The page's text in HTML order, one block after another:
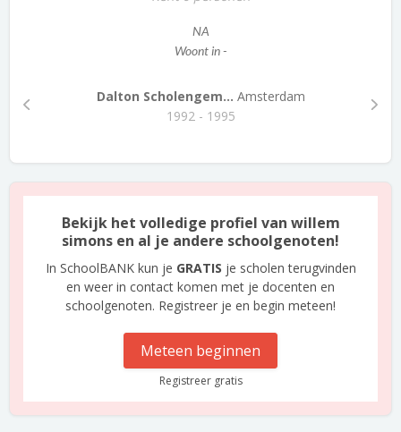
NA
Woont in -
Dalton Scholengem... Amsterdam
1992 - 1995
Bekijk het volledige profiel van willem
simons en al je andere schoolgenoten!
In SchoolBANK kun je GRATIS je scholen terugvinden
en weer in contact komen met je docenten en
schoolgenoten. Registreer je en begin meteen!
Meteen beginnen
Registreer gratis